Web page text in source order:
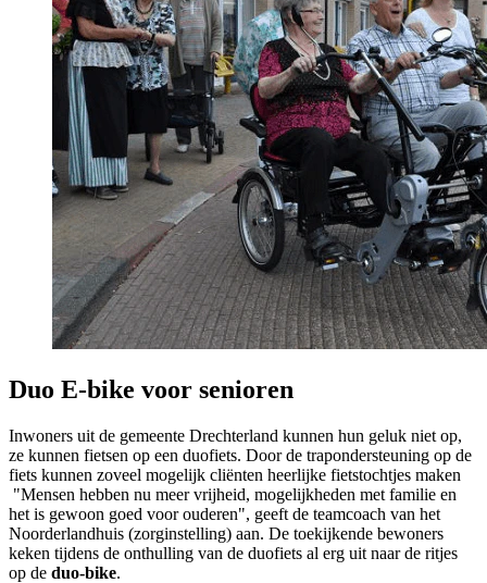
Duo E-bike voor senioren
Inwoners uit de gemeente Drechterland kunnen hun geluk niet op,
ze kunnen fietsen op een duofiets. Door de trapondersteuning op de
fiets kunnen zoveel mogelijk cliënten heerlijke fietstochtjes maken
"Mensen hebben nu meer vrijheid, mogelijkheden met familie en
het is gewoon goed voor ouderen", geeft de teamcoach van het
Noorderlandhuis (zorginstelling) aan. De toekijkende bewoners
keken tijdens de onthulling van de duofiets al erg uit naar de ritjes
op de duo-bike.